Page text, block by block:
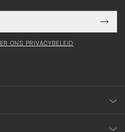
ONS PRIVACYBELEID